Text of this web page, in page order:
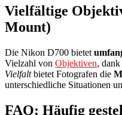
Vielfältige
Mount)
Die Nikon D700 bietet
Vielzahl von Objektiven,
Vielfalt bietet Fotografen die
unterschiedliche Situationen
FAQ: Häufig